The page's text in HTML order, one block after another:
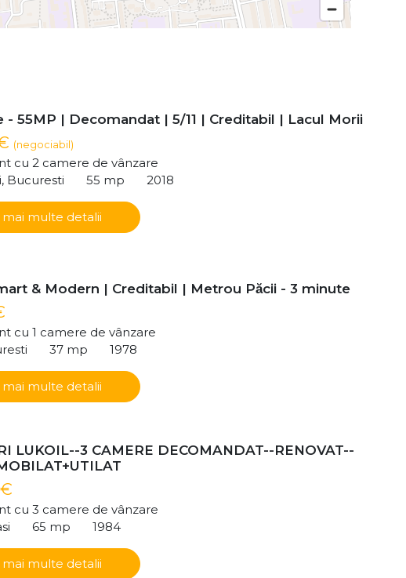
- 55MP | Decomandat | 5/11 | Creditabil | Lacul Morii
(negociabil)
cu 2 camere de vânzare
Bucuresti
55 mp 2018
mai multe detalii
& Modern | Creditabil | Metrou Păcii - 3 minute
cu 1 camere de vânzare
37 mp 1978
mai multe detalii
LUKOIL--3 CAMERE DECOMANDAT--RENOVAT--
cu 3 camere de vânzare
65 mp 1984
mai multe detalii